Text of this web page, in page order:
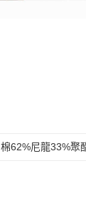
棉62%尼龍33%聚